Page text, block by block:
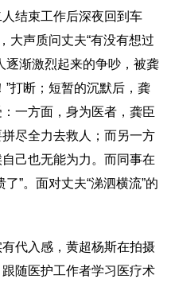
结束工作后深夜回到车
大声质问丈夫“有没有想过
逐渐激烈起来的争吵，被龚
”打断；短暂的沉默后，龚
一方面，身为医者，龚臣
尽全力去救人；而另一方
己也无能为力。而同事在
”。面对丈夫“涕泗横流”的
代入感，黄超杨斯在拍摄
随医护工作者学习医疗术